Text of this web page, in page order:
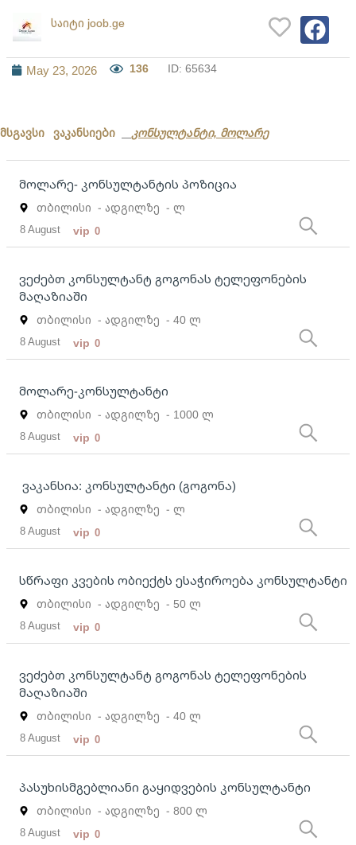
საიტი joob.ge
May 23, 2026 136 ID: 65634
მსგავსი ვაკანსიები კონსულტანტი, მოლარე
მოლარე- კონსულტანტის პოზიცია
თბილისი - ადგილზე - ლ
8 August vip 0
ვეძებთ კონსულტანტ გოგონას ტელეფონების
მაღაზიაში
თბილისი - ადგილზე - 40 ლ
8 August vip 0
მოლარე-კონსულტანტი
თბილისი - ადგილზე - 1000 ლ
8 August vip 0
ვაკანსია: კონსულტანტი (გოგონა)
თბილისი - ადგილზე - ლ
8 August vip 0
სწრაფი კვების ობიექტს ესაჭიროება კონსულტანტი
თბილისი - ადგილზე - 50 ლ
8 August vip 0
ვეძებთ კონსულტანტ გოგონას ტელეფონების
მაღაზიაში
თბილისი - ადგილზე - 40 ლ
8 August vip 0
პასუხისმგებლიანი გაყიდვების კონსულტანტი
თბილისი - ადგილზე - 800 ლ
8 August vip 0